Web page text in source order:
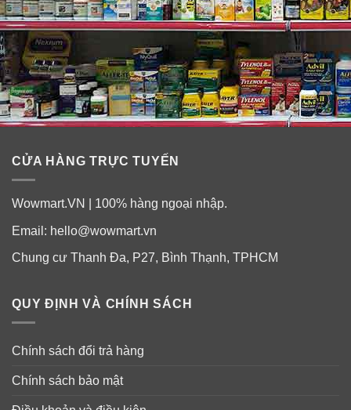
CỬA HÀNG TRỰC TUYẾN
Wowmart.VN | 100% hàng ngoại nhập.
Email: hello@wowmart.vn
Chung cư Thanh Đa, P27, Bình Thạnh, TPHCM
QUY ĐỊNH VÀ CHÍNH SÁCH
Chính sách đổi trả hàng
Chính sách bảo mật